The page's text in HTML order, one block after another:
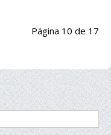
Página 10 de 17